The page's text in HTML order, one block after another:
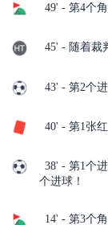
49' - 第4个
45' - 随着裁
43' - 第2个
40' - 第1张
38' - 第1个
个进球！
14' - 第3个